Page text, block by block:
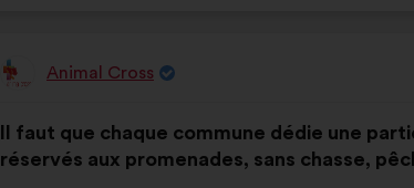
Voorstel
Animal Cross
van
het
Il faut que chaque commune dédie une
réservés aux promenades, sans chasse,
de
volgende